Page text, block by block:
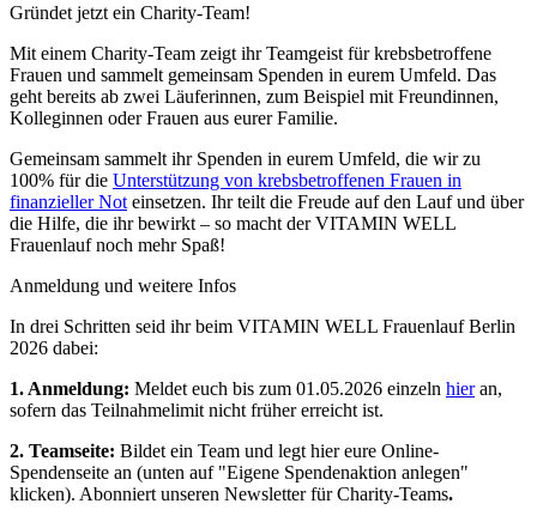
Gründet jetzt ein Charity-Team!
Mit einem Charity-Team zeigt ihr Teamgeist für krebsbetroffene
Frauen und sammelt gemeinsam Spenden in eurem Umfeld. Das
geht bereits ab zwei Läuferinnen, zum Beispiel mit Freundinnen,
Kolleginnen oder Frauen aus eurer Familie.
Gemeinsam sammelt ihr Spenden in eurem Umfeld, die wir zu
100% für die Unterstützung von krebsbetroffenen Frauen in
finanzieller Not einsetzen. Ihr teilt die Freude auf den Lauf und über
die Hilfe, die ihr bewirkt – so macht der VITAMIN WELL
Frauenlauf noch mehr Spaß!
Anmeldung und weitere Infos
In drei Schritten seid ihr beim VITAMIN WELL Frauenlauf Berlin
2026 dabei:
1. Anmeldung: Meldet euch bis zum 01.05.2026 einzeln hieran,
sofern das Teilnahmelimit nicht früher erreicht ist.
2. Teamseite: Bildet ein Team und legt hier eure Online-
Spendenseite an (unten auf "Eigene Spendenaktion anlegen"
klicken). Abonniert unseren Newsletter für Charity-Teams.